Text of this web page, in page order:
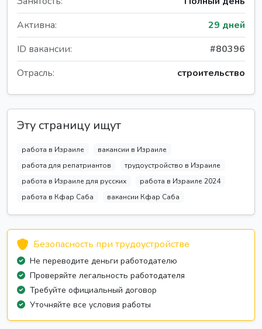
Активна:
29 дней
ID вакансии:
#80396
Отрасль:
строительство
Эту страницу ищут
работа в Израиле
вакансии в Израиле
работа для репатриантов
трудоустройство в Израиле
работа в Израиле для русских
работа в Израиле 2024
работа в Кфар Саба
вакансии Кфар Саба
Безопасность при трудоустройстве
Не переводите деньги работодателю
Проверяйте легальность работодателя
Требуйте официальный договор
Уточняйте все условия работы